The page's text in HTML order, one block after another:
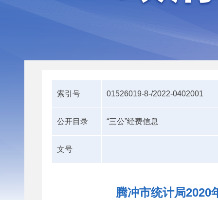
索引号 01526019-8-/2022-0402001
公开目录 “三公”经费信息
文号
腾冲市统计局2020